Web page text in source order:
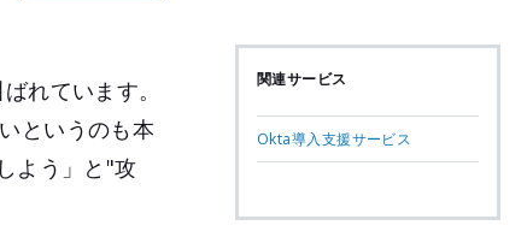
れています。
というのも本
よう」と"攻
関連サービス
Okta導入支援サービス